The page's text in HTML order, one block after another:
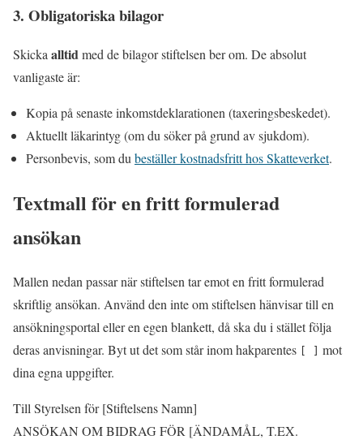
3. Obligatoriska bilagor
Skickaalltidmed de bilagor stiftelsen ber om. De absolut
vanligaste är:
Kopia på senaste inkomstdeklarationen (taxeringsbeskedet).
Aktuellt läkarintyg (om du söker på grund av sjukdom).
Personbevis, som dubeställer kostnadsfritt hos Skatteverket.
Textmall för en fritt formulerad
ansökan
Mallen nedan passar när stiftelsen tar emot en fritt formulerad
skriftlig ansökan. Använd den inte om stiftelsen hänvisar till en
ansökningsportal eller en egen blankett, då ska du i stället följa
deras anvisningar. Byt ut det som står inom hakparentes
mot
dina egna uppgifter.
Till Styrelsen för [Stiftelsens Namn]
ANSÖKAN OM BIDRAG FÖR [ÄNDAMÅL, T.EX.